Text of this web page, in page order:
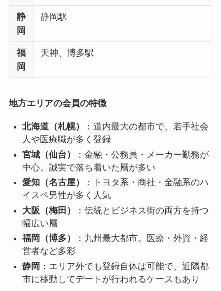
静
岡
静岡駅
福
岡
天神、博多駅
地方エリアの会員の特徴
北海道（札幌）
：道内最大の都市で、若手社会
人や医療職が多く登録
宮城（仙台）
：金融・公務員・メーカー勤務が
中心。誠実で落ち着いた層が多い
愛知（名古屋）
：トヨタ系・商社・金融系のハ
イスペ男性が多く人気
大阪（梅田）
：伝統とビジネス街の両方を持つ
幅広い層
福岡（博多）
：九州最大都市。医療・外資・経
営者など多彩
静岡 ：エリア外でも登録自体は可能で、近隣都
市に移動してデートが行われるケースもあり